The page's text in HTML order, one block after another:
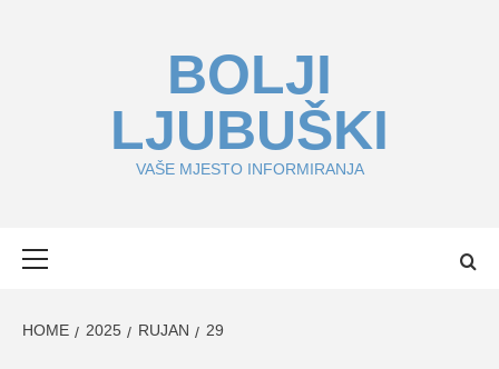
BOLJI
LJUBUŠKI
VAŠE MJESTO INFORMIRANJA
HOME 2025 RUJAN 29